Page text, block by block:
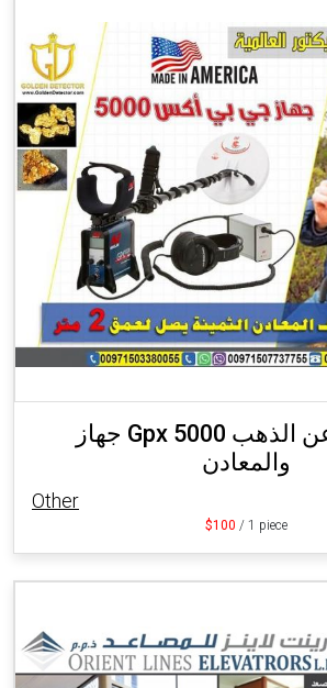
جهاز Gpx 5000 للكشف عن الذهب
والمعادن
Other
$100 / 1 piece